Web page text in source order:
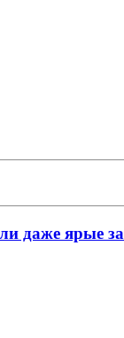
даже ярые